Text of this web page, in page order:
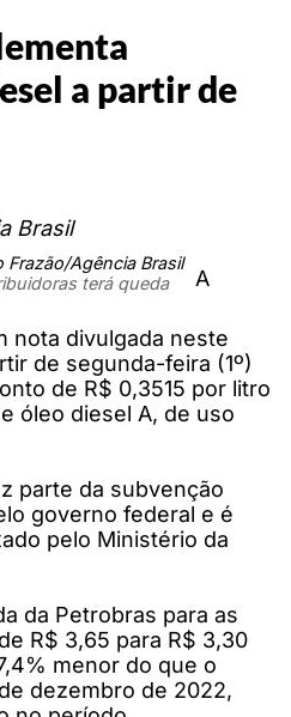
a partir de
Brasil
Frazão/Agência Brasil
terá queda
A
nota divulgada neste
de segunda-feira (1º)
de R$ 0,3515 por litro
óleo diesel A, de uso
parte da subvenção
governo federal e é
pelo Ministério da
da Petrobras para as
R$ 3,65 para R$ 3,30
menor do que o
dezembro de 2022,